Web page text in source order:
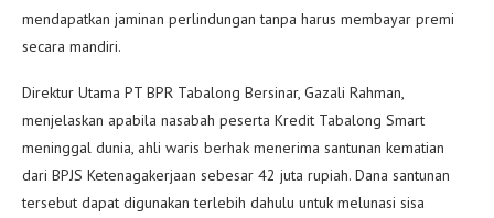
mendapatkan jaminan perlindungan tanpa harus membayar premi
secara mandiri.
Direktur Utama PT BPR Tabalong Bersinar, Gazali Rahman,
menjelaskan apabila nasabah peserta Kredit Tabalong Smart
meninggal dunia, ahli waris berhak menerima santunan kematian
dari BPJS Ketenagakerjaan sebesar 42 juta rupiah. Dana santunan
tersebut dapat digunakan terlebih dahulu untuk melunasi sisa